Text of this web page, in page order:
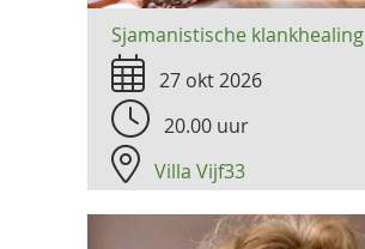
Sjamanistische klankhealing
27 okt 2026
20.00 uur
Villa Vijf33